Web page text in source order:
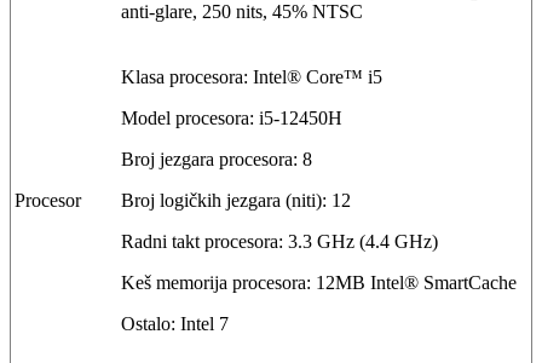
anti-glare, 250 nits, 45% NTSC
Procesor
Klasa procesora: Intel® Core™ i5
Model procesora: i5-12450H
Broj jezgara procesora: 8
Broj logičkih jezgara (niti): 12
Radni takt procesora: 3.3 GHz (4.4 GHz)
Keš memorija procesora: 12MB Intel® SmartCache
Ostalo: Intel 7